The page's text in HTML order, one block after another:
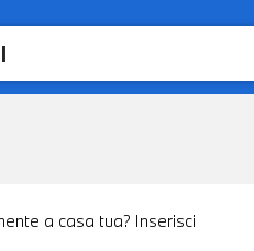
a casa tua? Inserisci